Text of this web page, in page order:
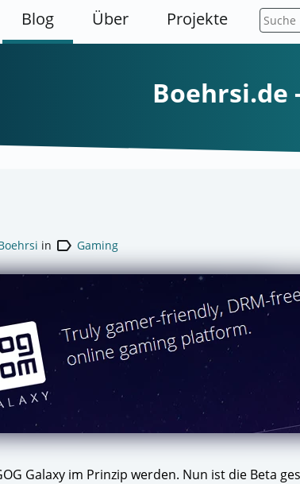
Blog Über Projekte
Boehrsi.de
in label Gaming
Galaxy im Prinzip werden. Nun ist die Beta